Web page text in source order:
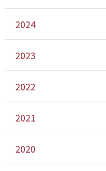
2024
2023
2022
2021
2020